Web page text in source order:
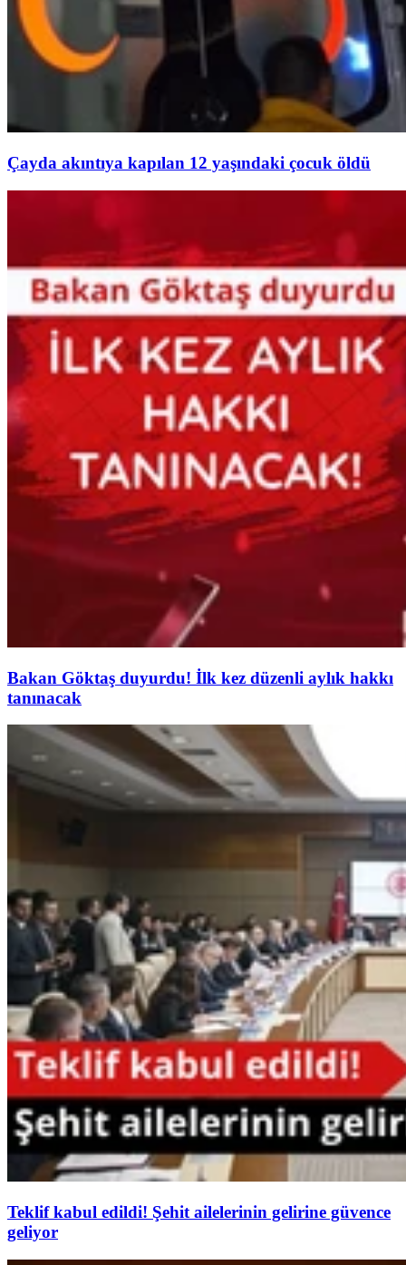
Çayda akıntıya kapılan 12 yaşındaki çocuk öldü
Bakan Göktaş duyurdu! İlk kez düzenli aylık hakkı
tanınacak
Teklif kabul edildi! Şehit ailelerinin gelirine güvence
geliyor